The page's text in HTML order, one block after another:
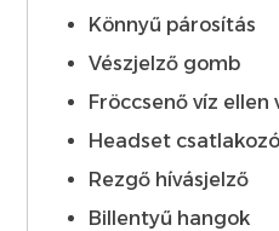
Könnyű párosítás
Vészjelző gomb
Fröccsenő víz ellen
Headset csatlakozó
Rezgő hívásjelző
Billentyű hangok